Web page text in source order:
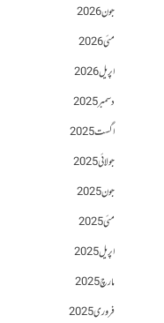
جون 2026
مئی 2026
اپریل 2026
دسمبر 2025
اگست 2025
جولائی 2025
جون 2025
مئی 2025
اپریل 2025
مارچ 2025
فروری 2025